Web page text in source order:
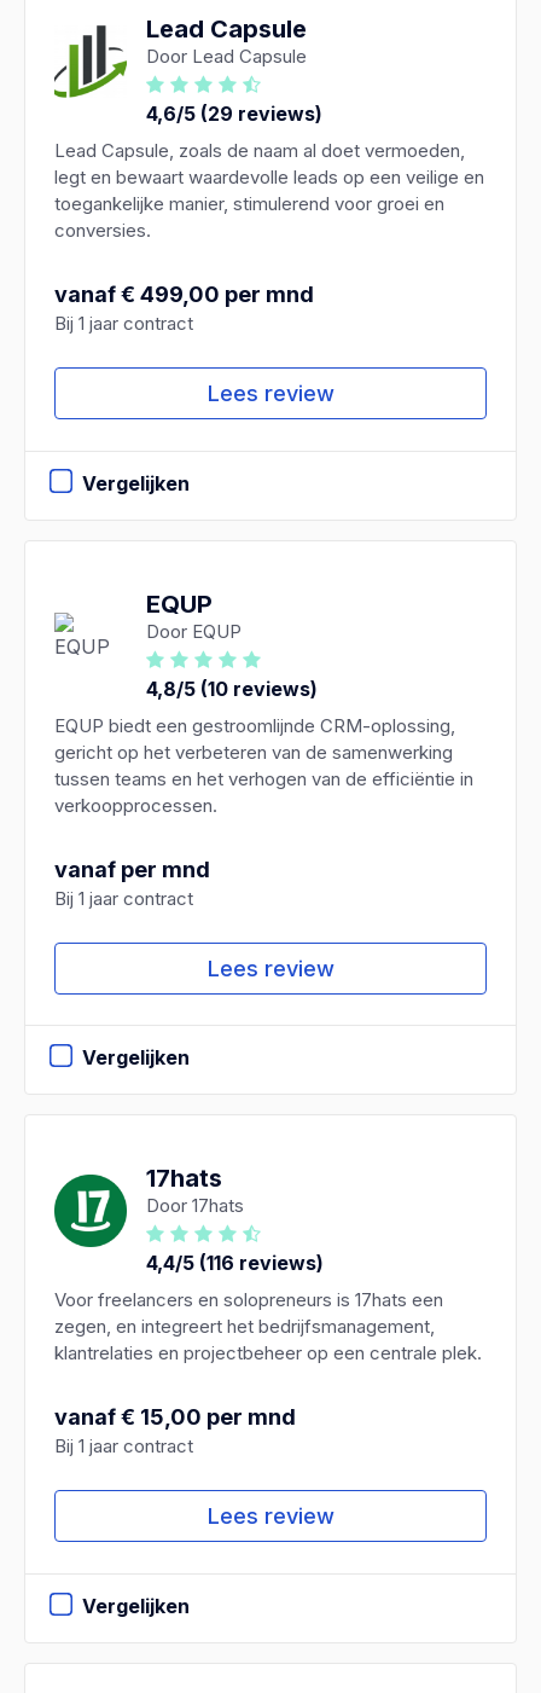
Lead Capsule
Door Lead Capsule
4,6/5 (29 reviews)
Lead Capsule, zoals de naam al doet vermoeden,
legt en bewaart waardevolle leads op een veilige en
toegankelijke manier, stimulerend voor groei en
conversies.
vanaf € 499,00 per mnd
Bij 1 jaar contract
Lees review
Vergelijken
EQUP
Door EQUP
4,8/5 (10 reviews)
EQUP biedt een gestroomlijnde CRM-oplossing,
gericht op het verbeteren van de samenwerking
tussen teams en het verhogen van de efficiëntie in
verkoopprocessen.
vanaf per mnd
Bij 1 jaar contract
Lees review
Vergelijken
17hats
Door 17hats
4,4/5 (116 reviews)
Voor freelancers en solopreneurs is 17hats een
zegen, en integreert het bedrijfsmanagement,
klantrelaties en projectbeheer op een centrale plek.
vanaf € 15,00 per mnd
Bij 1 jaar contract
Lees review
Vergelijken